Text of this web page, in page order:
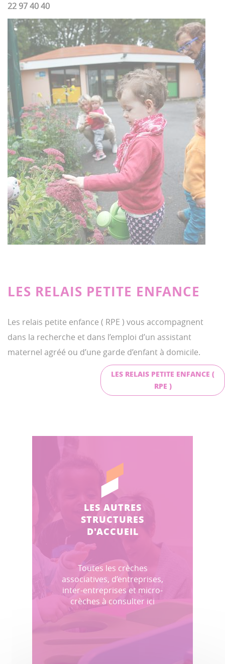
22 97 40 40
LES RELAIS PETITE ENFANCE
Les relais petite enfance ( RPE ) vous accompagnent
dans la recherche et dans l’emploi d’un assistant
maternel agréé ou d’une garde d’enfant à domicile.
LES RELAIS PETITE ENFANCE (
RPE )
LES AUTRES
STRUCTURES
D'ACCUEIL
Toutes les crèches
associatives, d’entreprises,
inter-entreprises et micro-
crèches à consulter ici